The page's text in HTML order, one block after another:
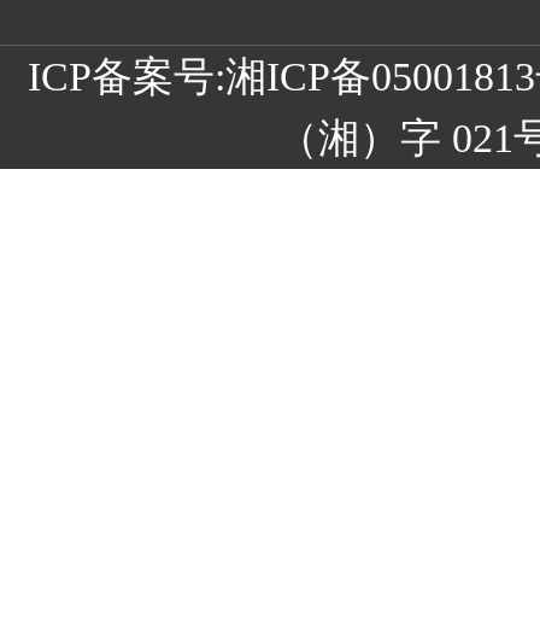
ICP备案号:湘ICP备
（湘）字 021